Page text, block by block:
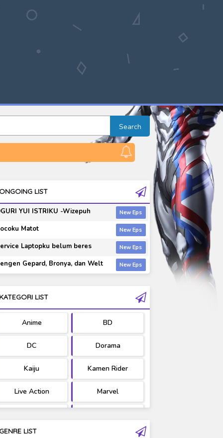
Search
ONGOING LIST
YUI ISTRIKU -Wizepuh
Matot
Laptopku belum beres
Gepard, Bronya, dan Welt
KATEGORI LIST
Anime BD
DC Dorama
Kaiju Kamen Rider
Live Action Marvel
GENRE LIST